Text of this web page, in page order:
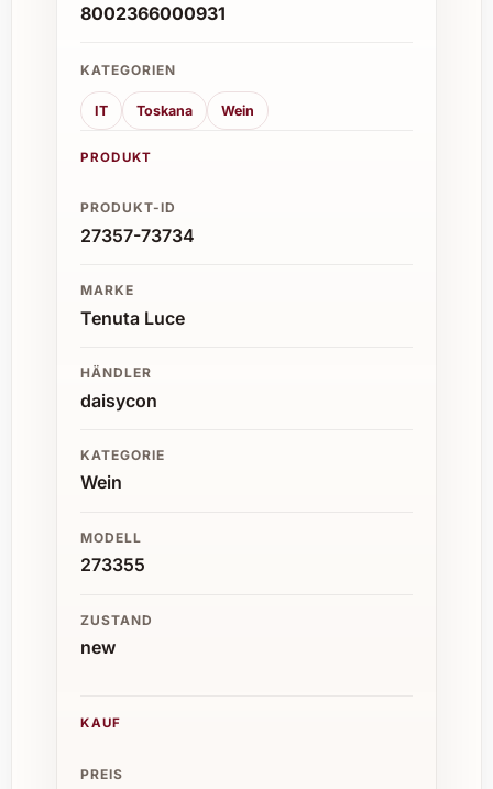
8002366000931
KATEGORIEN
IT Toskana Wein
PRODUKT
PRODUKT-ID
27357-73734
MARKE
Tenuta Luce
HÄNDLER
daisycon
KATEGORIE
Wein
MODELL
273355
ZUSTAND
new
KAUF
PREIS